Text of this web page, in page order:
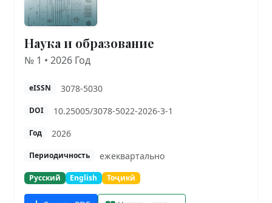
Наука и образование
№ 1 • 2026 Год
eISSN 3078-5030
DOI 10.25005/3078-5022-2026-3-1
Год 2026
Периодичность ежеквартально
Русский English Тоҷикӣ